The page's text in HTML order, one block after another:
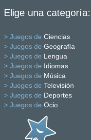
Elige una categoría:
> Juegos de Ciencias
> Juegos de Geografía
> Juegos de Lengua
> Juegos de Idiomas
> Juegos de Música
> Juegos de Televisión
> Juegos de Deportes
> Juegos de Ocio